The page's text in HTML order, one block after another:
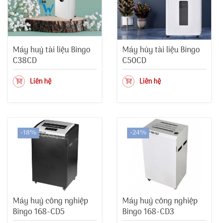
Máy huỷ tài liệu Bingo
C38CD
Liên hệ
Máy hủy tài liệu Bingo
C50CD
Liên hệ
-18%
Máy huỷ công nghiệp
Bingo 168-CD5
-24%
Máy huỷ công nghiệp
Bingo 168-CD3